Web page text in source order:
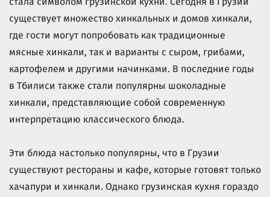
существует множество хинкальных и домов хинкали,
где гости могут попробовать как традиционные
мясные хинкали, так и варианты с сыром, грибами,
картофелем и другими начинками. В последние годы
в Тбилиси также стали популярны шоколадные
хинкали, представляющие собой современную
интерпретацию классического блюда.
Эти блюда настолько популярны, что в Грузии
существуют рестораны и кафе, которые готовят только
хачапури и хинкали. Однако грузинская кухня гораздо